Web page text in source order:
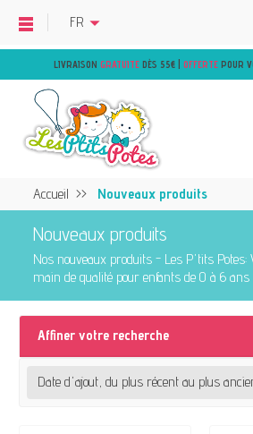
LIVRAISON GRATUITE DÈS 55€ | OFFERTE POUR
FR
Accueil Nouveaux produits
Nouveaux produits
Nos nouveaux produits - Les P'tits Potes:
main de qualité pour enfants de 0 à 6 ans
Affiner votre recherche
Date d'ajout, du plus récent au plus